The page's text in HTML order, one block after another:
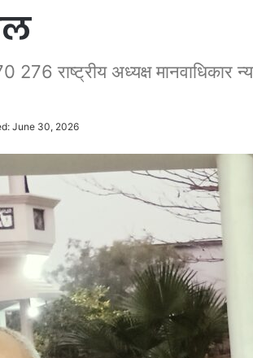
राष्ट्रीय अध्यक्ष मानवाधिकार
June 30, 2026